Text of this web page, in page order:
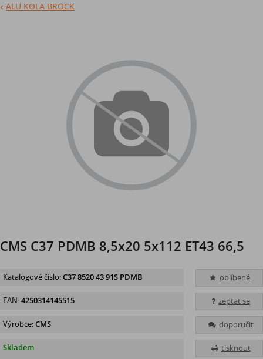
ALU KOLA BROCK
CMS C37 PDMB 8,5x20 5x112 ET43 66,5
oblíbené
zeptat se
doporučit
tisknout
Katalogové číslo:C37 8520 43 91S PDMB
EAN:4250314145515
Výrobce:CMS
Skladem